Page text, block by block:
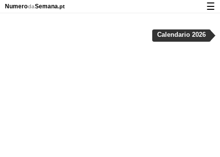
Calendario 2026
NumerodaSemana.pt ☰